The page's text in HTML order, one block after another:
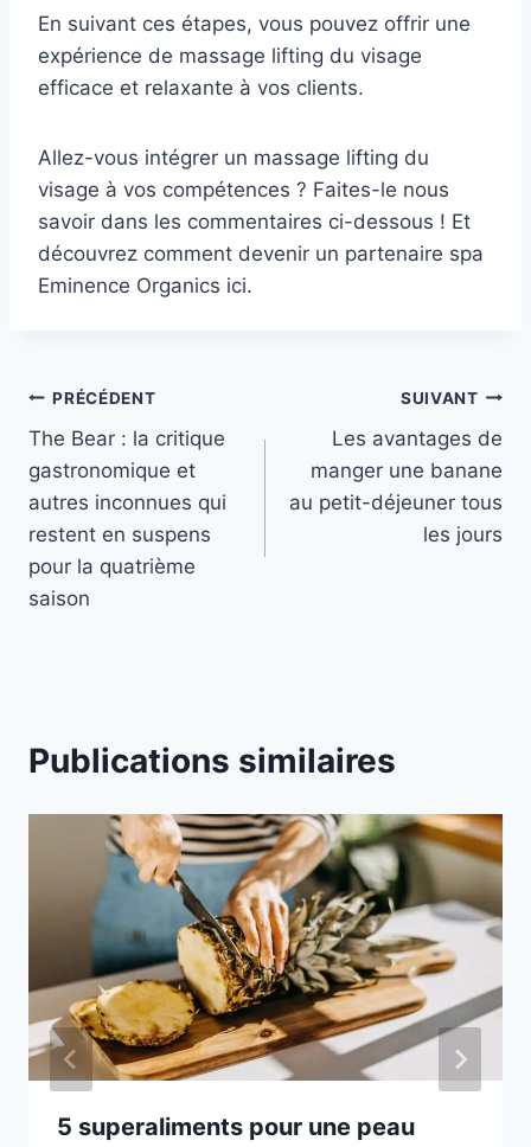
En suivant ces étapes, vous pouvez offrir une
expérience de massage lifting du visage
efficace et relaxante à vos clients.
Allez-vous intégrer un massage lifting du
visage à vos compétences ? Faites-le nous
savoir dans les commentaires ci-dessous ! Et
découvrez comment devenir un partenaire spa
Eminence Organics ici.
Navigation
de
l’article
PRÉCÉDENT
The Bear : la critique
gastronomique et
autres inconnues qui
restent en suspens
pour la quatrième
saison
SUIVANT
Les avantages de
manger une banane
au petit-déjeuner tous
les jours
Publications similaires
5 superaliments pour une peau